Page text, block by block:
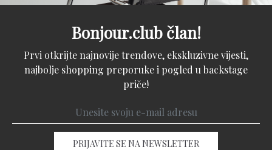
Bonjour.club član!
Prvi otkrijte najnovije trendove, ekskluzivne vijesti,
najbolje shopping preporuke i pogled u backstage
priče!
PRIJAVITE SE NA NEWSLETTER